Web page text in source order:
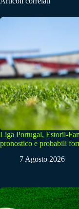
Liga Portugal, Estoril-
pronostico e probabili
7 Agosto 2026